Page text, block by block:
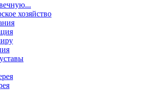
хозяйство